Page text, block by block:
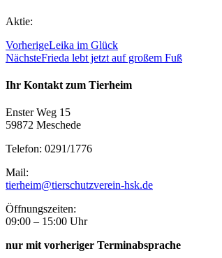
Aktie:
VorherigeLeika im Glück
NächsteFrieda lebt jetzt auf großem Fuß
Ihr Kontakt zum Tierheim
Enster Weg 15
59872 Meschede
Telefon: 0291/1776
Mail:
tierheim@tierschutzverein-hsk.de
Öffnungszeiten:
09:00 – 15:00 Uhr
nur mit vorheriger Terminabsprache